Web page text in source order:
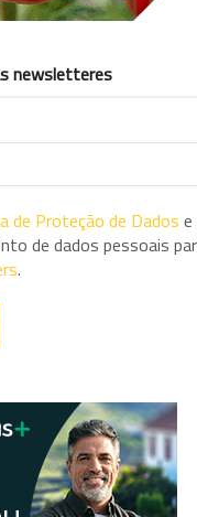
newsletteres
de Proteção de Dados
de dados pessoais
.